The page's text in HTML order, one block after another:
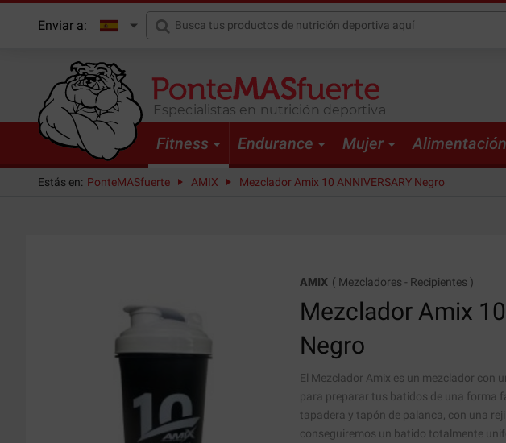
Enviar a:
Especialistas en nutrición deportiva
Fitness Endurance Mujer Alimentación
Estás en: PonteMASfuerte AMIX Mezclador Amix 10 ANNIVERSARY Negro
AMIX ( Mezcladores - Recipientes )
Mezclador Amix
Negro
El Mezclador Amix es un mezclador con
para preparar tus batidos de una forma
tapadera y tapón de palanca, con una
conseguiremos un batido totalmente